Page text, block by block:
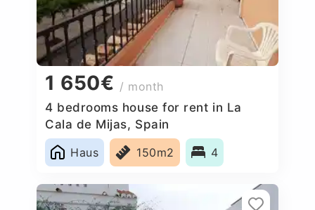
1 650€ / month
4 bedrooms house for rent in La
Cala de Mijas, Spain
Haus
150m2 4